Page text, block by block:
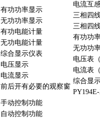
有功功率显示
无功功率显示
有功电能计量
无功电能计量
综合显示仪表
电压显示
电流显示
前后开有必要的观察窗
电流互
三相四
三相四
有功功
无功功
电压表
电流表
综合显
手动控制功能
自动控制功能